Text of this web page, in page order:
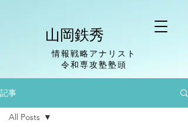
山岡鉄秀
情報戦略アナリスト
​令和専攻塾塾頭
記事
All Posts